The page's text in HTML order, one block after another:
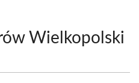
Wielkopolski